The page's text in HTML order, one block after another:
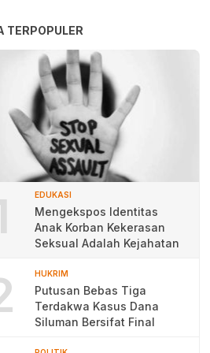
TERPOPULER
EDUKASI
Mengekspos Identitas
Anak Korban Kekerasan
Seksual Adalah Kejahatan
HUKRIM
Putusan Bebas Tiga
Terdakwa Kasus Dana
Siluman Bersifat Final